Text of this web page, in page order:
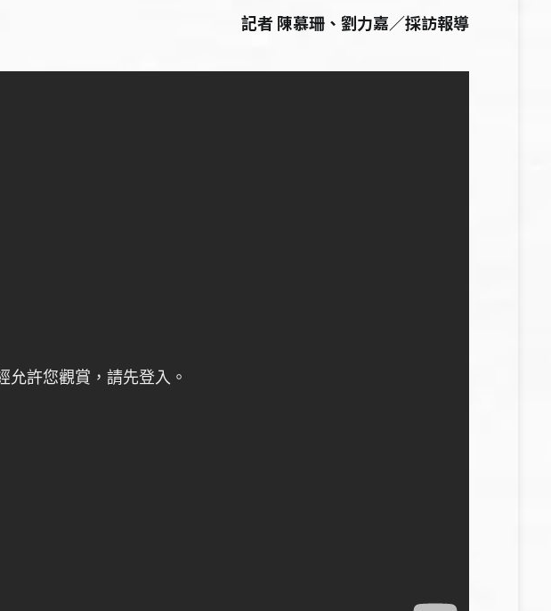
記者 陳慕珊、劉力嘉／採訪報導